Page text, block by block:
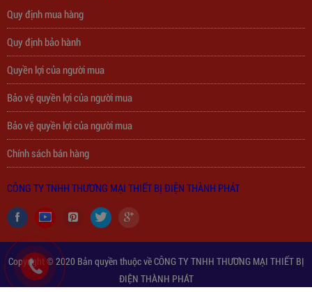
Trạm Sạc Điện Thoại 2D22N5USB
310,000đ
Quy định mua hàng
Quy định bảo hành
Quyền lợi của người mua
Bảo vệ quyền lợi của người mua
Bảo vệ quyền lợi của người mua
Chính sách bán hàng
CÔNG TY TNHH THƯƠNG MẠI THIẾT BỊ ĐIỆN THÀNH PHÁT
Copyright © 2020 Bản quyền thuộc về CÔNG TY TNHH THƯƠNG MẠI THIẾT BỊ
ĐIỆN THÀNH PHÁT